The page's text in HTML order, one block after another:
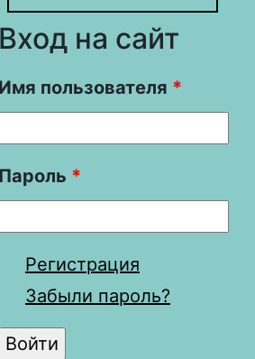
Вход на сайт
Имя пользователя *
Пароль *
Регистрация
Забыли пароль?